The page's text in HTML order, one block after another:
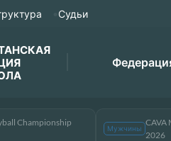
Судьи
Championship
Мужчины
CAVA
2026